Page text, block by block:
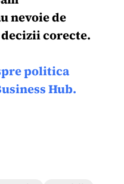
nevoie de
corecte.
politica
Hub.